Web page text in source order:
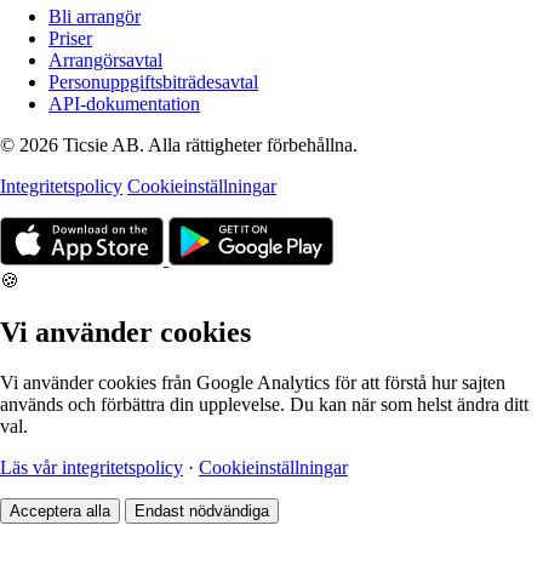
Bli arrangör
Priser
Arrangörsavtal
Personuppgiftsbiträdesavtal
API-dokumentation
© 2026 Ticsie AB. Alla rättigheter förbehållna.
Integritetspolicy Cookieinställningar
🍪
Vi använder cookies
Vi använder cookies från Google Analytics för att förstå hur sajten
används och förbättra din upplevelse. Du kan när som helst ändra ditt
val.
Läs vår integritetspolicy · Cookieinställningar
Acceptera alla Endast nödvändiga